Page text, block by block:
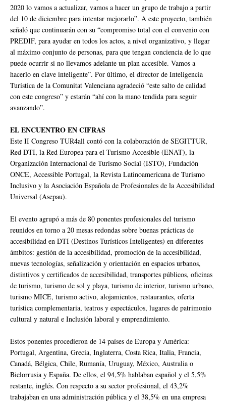
2020 lo vamos a actualizar, vamos a hacer un grupo de trabajo a partir
del 10 de diciembre para intentar mejorarlo”. A este proyecto, también
señaló que continuarán con su “compromiso total con el convenio con
PREDIF, para ayudar en todos los actos, a nivel organizativo, y llegar
al máximo conjunto de personas, para que tengan conciencia de lo que
puede ocurrir si no llevamos adelante un plan accesible. Vamos a
hacerlo en clave inteligente”. Por último, el director de Inteligencia
Turística de la Comunitat Valenciana agradeció “este salto de calidad
con este congreso” y estarán “ahí con la mano tendida para seguir
avanzando”.
EL ENCUENTRO EN CIFRAS
Este II Congreso TUR4all contó con la colaboración de SEGITTUR,
Red DTI, la Red Europea para el Turismo Accesible (ENAT), la
Organización Internacional de Turismo Social (ISTO), Fundación
ONCE, Accessible Portugal, la Revista Latinoamericana de Turismo
Inclusivo y la Asociación Española de Profesionales de la Accesibilidad
Universal (Asepau).
El evento agrupó a más de 80 ponentes profesionales del turismo
reunidos en torno a 20 mesas redondas sobre buenas prácticas de
accesibilidad en DTI (Destinos Turísticos Inteligentes) en diferentes
ámbitos: gestión de la accesibilidad, promoción de la accesibilidad,
nuevas tecnologías, señalización y orientación en espacios urbanos,
distintivos y certificados de accesibilidad, transportes públicos, oficinas
de turismo, turismo de sol y playa, turismo de interior, turismo urbano,
turismo MICE, turismo activo, alojamientos, restaurantes, oferta
turística complementaria, teatros y espectáculos, lugares de patrimonio
cultural y natural e Inclusión laboral y emprendimiento.
Estos ponentes procedieron de 14 países de Europa y América:
Portugal, Argentina, Grecia, Inglaterra, Costa Rica, Italia, Francia,
Canadá, Bélgica, Chile, Rumanía, Uruguay, México, Australia o
Bielorrusia y España. De ellos, el 94,5% hablaban español y el 5,5%
restante, inglés. Con respecto a su sector profesional, el 43,2%
trabajaban en una administración pública y el 38,5% en una empresa